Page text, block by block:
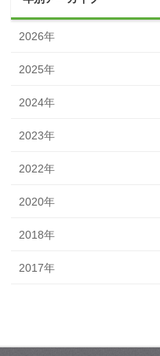
2026年
2025年
2024年
2023年
2022年
2020年
2018年
2017年